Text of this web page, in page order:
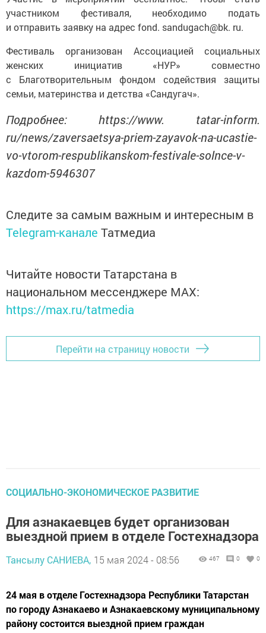
участником фестиваля, необходимо подать
и отправить заявку на адрес fond. sandugach@bk. ru.
Фестиваль организован Ассоциацией социальных
женских инициатив «НУР» совместно
с Благотворительным фондом содействия защиты
семьи, материнства и детства «Сандугач».
Подробнее: https://www. tatar-inform.
ru/news/zaversaetsya-priem-zayavok-na-ucastie-
vo-vtorom-respublikanskom-festivale-solnce-v-
kazdom-5946307
Следите за самым важным и интересным в
Telegram-канале Татмедиа
Читайте новости Татарстана в
национальном мессенджере MАХ:
https://max.ru/tatmedia
Перейти на страницу новости
СОЦИАЛЬНО-ЭКОНОМИЧЕСКОЕ РАЗВИТИЕ
Для азнакаевцев будет организован
выездной прием в отделе Гостехнадзора
Тансылу САНИЕВА, 15 мая 2024 - 08:56 467 0 0
24 мая в отделе Гостехнадзора Республики Татарстан
по городу Азнакаево и Азнакаевскому муниципальному
району состоится выездной прием граждан